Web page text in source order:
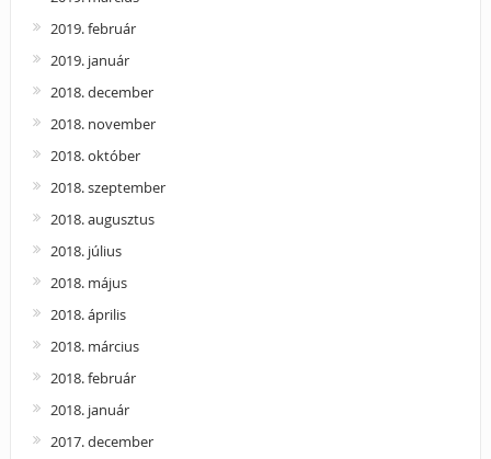
2019. február
2019. január
2018. december
2018. november
2018. október
2018. szeptember
2018. augusztus
2018. július
2018. május
2018. április
2018. március
2018. február
2018. január
2017. december